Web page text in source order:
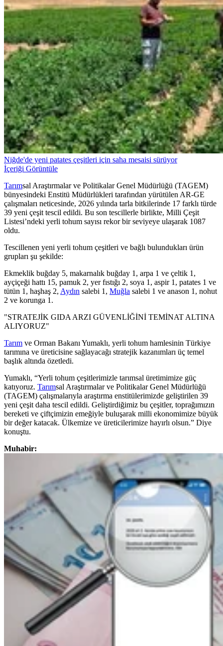
Niğde'de yeni patates çeşitleri için saha mesaisi sürüyor
İçeriği Görüntüle
Tarımsal Araştırmalar ve Politikalar Genel Müdürlüğü (TAGEM)
bünyesindeki Enstitü Müdürlükleri tarafından yürütülen AR-GE
çalışmaları neticesinde, 2026 yılında tarla bitkilerinde 17 farklı türde
39 yeni çeşit tescil edildi. Bu son tescillerle birlikte, Milli Çeşit
Listesi’ndeki yerli tohum sayısı rekor bir seviyeye ulaşarak 1087
oldu.
Tescillenen yeni yerli tohum çeşitleri ve bağlı bulundukları ürün
grupları şu şekilde:
Ekmeklik buğday 5, makarnalık buğday 1, arpa 1 ve çeltik 1,
ayçiçeği hattı 15, pamuk 2, yer fıstığı 2, soya 1, aspir 1, patates 1 ve
tütün 1, haşhaş 2, Aydın salebi 1, Muğla salebi 1 ve anason 1, nohut
2 ve korunga 1.
"STRATEJİK GIDA ARZI GÜVENLİĞİNİ TEMİNAT ALTINA
ALIYORUZ"
Tarım ve Orman Bakanı Yumaklı, yerli tohum hamlesinin Türkiye
tarımına ve üreticisine sağlayacağı stratejik kazanımları üç temel
başlık altında özetledi.
Yumaklı, “Yerli tohum çeşitlerimizle tarımsal üretimimize güç
katıyoruz. Tarımsal Araştırmalar ve Politikalar Genel Müdürlüğü
(TAGEM) çalışmalarıyla araştırma enstitülerimizde geliştirilen 39
yeni çeşit daha tescil edildi. Geliştirdiğimiz bu çeşitler, toprağımızın
bereketi ve çiftçimizin emeğiyle buluşarak milli ekonomimize büyük
bir değer katacak. Ülkemize ve üreticilerimize hayırlı olsun.” Diye
konuştu.
Muhabir: